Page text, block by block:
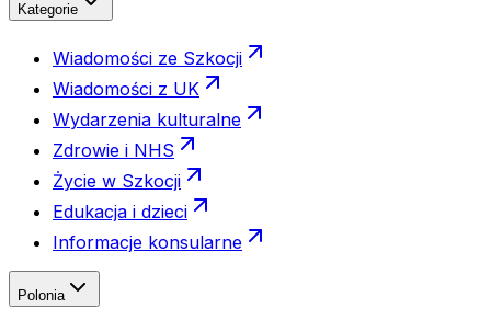
Kategorie
Wiadomości ze Szkocji
Wiadomości z UK
Wydarzenia kulturalne
Zdrowie i NHS
Życie w Szkocji
Edukacja i dzieci
Informacje konsularne
Polonia